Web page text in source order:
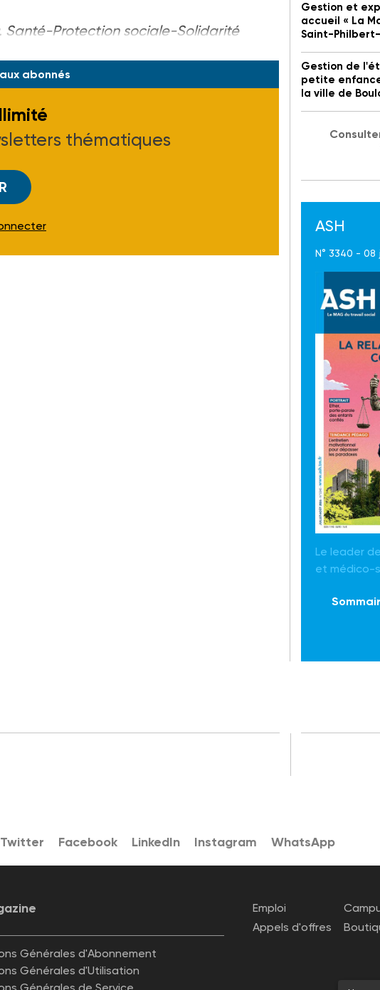
Santé-Protection sociale-Solidarité
abonnés
thématiques
Gestion et
accueil « La
Saint-
Gestion de
petite
la ville de
ASH
N° 3340 - 08
Le leader
et médico-
Twitter Facebook LinkedIn Instagram WhatsApp
Générales d'Abonnement
Générales d'Utilisation
Emploi
Appels d'offres